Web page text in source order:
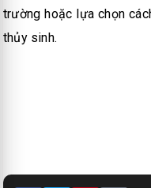
trường hoặc lựa chọn
thủy sinh.